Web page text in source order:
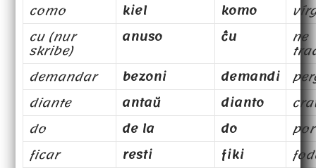
como
kiel komo
cu (nur
skribe)
anuso ĉu ne
demandar
bezoni demandi
diante
antaŭ dianto
do
de la do
ficar
resti fiki